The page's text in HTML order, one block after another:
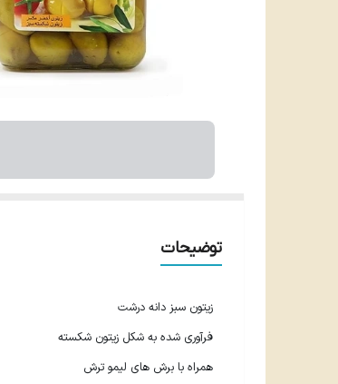
توضیحات
زیتون سبز دانه درشت
فرآوری شده به شکل زیتون شکسته
همراه با برش های لیمو ترش